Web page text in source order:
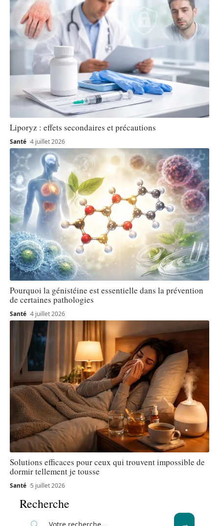
Liporyz : effets secondaires et précautions
Santé 4 juillet 2026
Pourquoi la génistéine est essentielle dans la prévention
de certaines pathologies
Santé 4 juillet 2026
Solutions efficaces pour ceux qui trouvent impossible de
dormir tellement je tousse
Santé 5 juillet 2026
Recherche